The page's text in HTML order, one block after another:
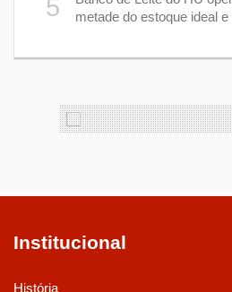
5
metade do estoque ideal
Institucional
História